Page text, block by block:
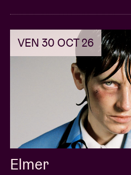
VEN 30 OCT 26
Elmer